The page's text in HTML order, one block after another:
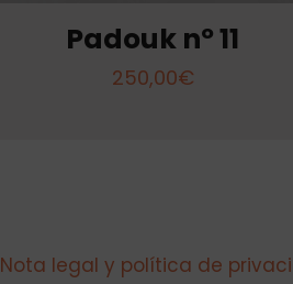
Padouk nº 11
250,00€
Nota legal y política de